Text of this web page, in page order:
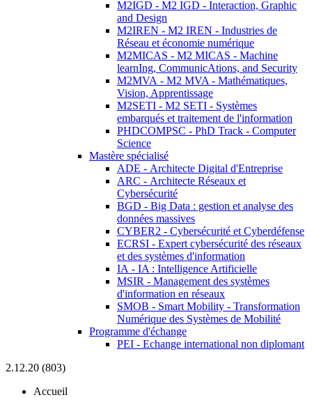
M2IGD - M2 IGD - Interaction, Graphic
and Design
M2IREN - M2 IREN - Industries de
Réseau et économie numérique
M2MICAS - M2 MICAS - Machine
learnIng, CommunicAtions, and Security
M2MVA - M2 MVA - Mathématiques,
Vision, Apprentissage
M2SETI - M2 SETI - Systèmes
embarqués et traitement de l'information
PHDCOMPSC - PhD Track - Computer
Science
Mastère spécialisé
ADE - Architecte Digital d'Entreprise
ARC - Architecte Réseaux et
Cybersécurité
BGD - Big Data : gestion et analyse des
données massives
CYBER2 - Cybersécurité et Cyberdéfense
ECRSI - Expert cybersécurité des réseaux
et des systèmes d'information
IA - IA : Intelligence Artificielle
MSIR - Management des systèmes
d'information en réseaux
SMOB - Smart Mobility - Transformation
Numérique des Systèmes de Mobilité
Programme d'échange
PEI - Echange international non diplomant
2.12.20 (803)
Accueil